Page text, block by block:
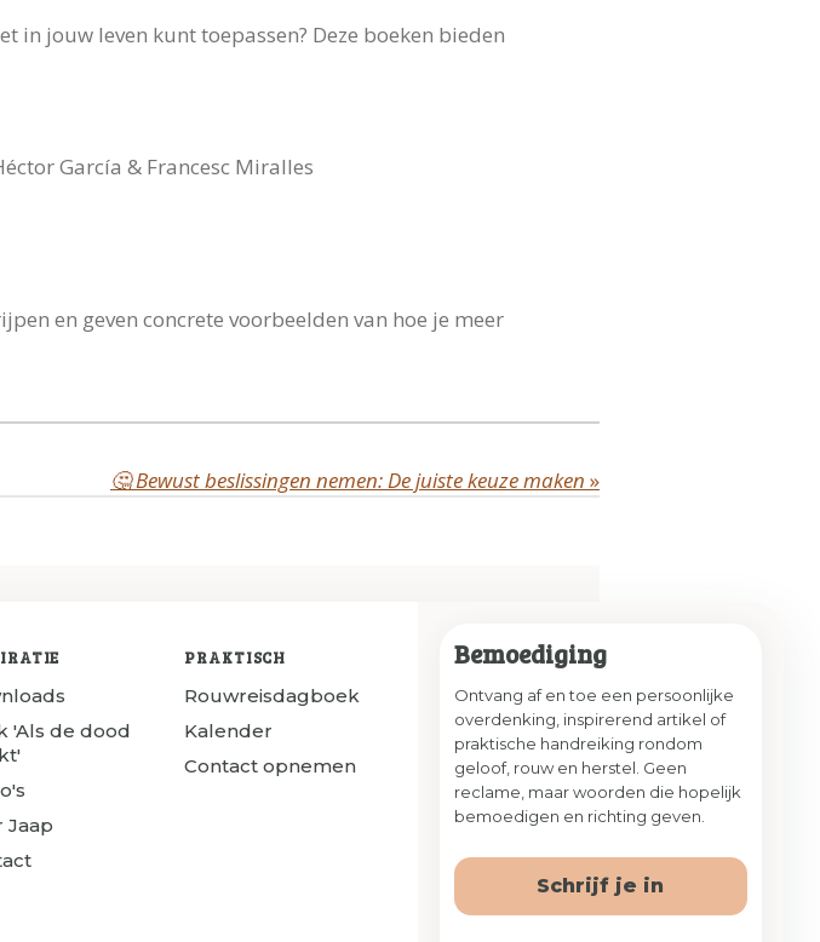
in jouw leven kunt toepassen? Deze boeken bieden
García & Francesc Miralles
en geven concrete voorbeelden van hoe je meer
🤔 Bewust beslissingen nemen: De juiste keuze maken »
'Als de dood
Jaap
PRAKTISCH
Rouwreisdagboek
Kalender
Contact opnemen
Bemoediging
Ontvang af en toe een persoonlijke
overdenking, inspirerend artikel of
praktische handreiking rondom
geloof, rouw en herstel. Geen
reclame, maar woorden die hopelijk
bemoedigen en richting geven.
Schrijf je in